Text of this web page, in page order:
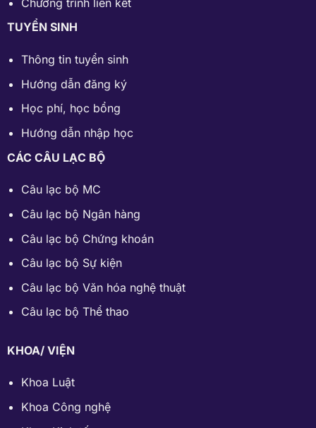
TUYỂN SINH
Thông tin tuyển sinh
Hướng dẫn đăng ký
Học phí, học bổng
Hướng dẫn nhập học
CÁC CÂU LẠC BỘ
Câu lạc bộ MC
Câu lạc bộ Ngân hàng
Câu lạc bộ Chứng khoán
Câu lạc bộ Sự kiện
Câu lạc bộ Văn hóa nghệ thuật
Câu lạc bộ Thể thao
KHOA/ VIỆN
Khoa Luật
Khoa Công nghệ